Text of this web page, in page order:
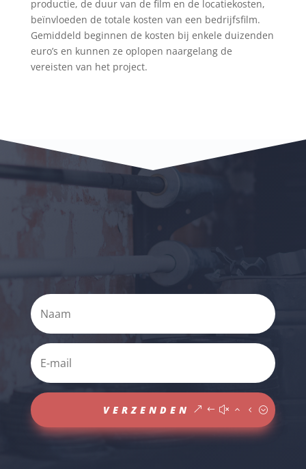
productie, de duur van de film en de locatiekosten,
beïnvloeden de totale kosten van een bedrijfsfilm.
Gemiddeld beginnen de kosten bij enkele duizenden
euro’s en kunnen ze oplopen naargelang de
vereisten van het project.
VERZENDEN